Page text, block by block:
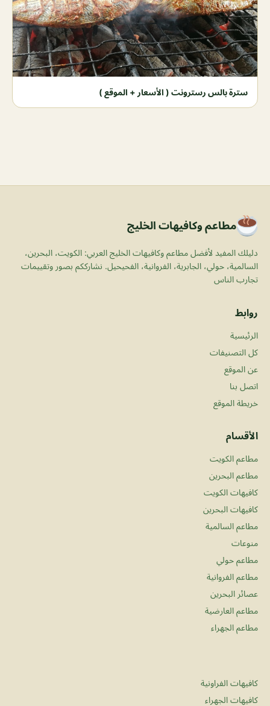
سترة بالس رسترونت ( الأسعار + الموقع )
مطاعم وكافيهات الخليج
دليلك المفيد لأفضل مطاعم وكافيهات الخليج العربي: الكويت، البحرين،
السالمية، حولي، الجابرية، الفروانية، الفحيحيل. نشارككم بصور وتقييمات
تجارب الناس
روابط
الرئيسية
كل التصنيفات
عن الموقع
اتصل بنا
خريطة الموقع
الأقسام
مطاعم الكويت
مطاعم البحرين
كافيهات الكويت
كافيهات البحرين
مطاعم السالمية
منوعات
مطاعم حولي
مطاعم الفروانية
عصائر البحرين
مطاعم العارضية
مطاعم الجهراء
كافيهات الفراونية
كافيهات الجهراء